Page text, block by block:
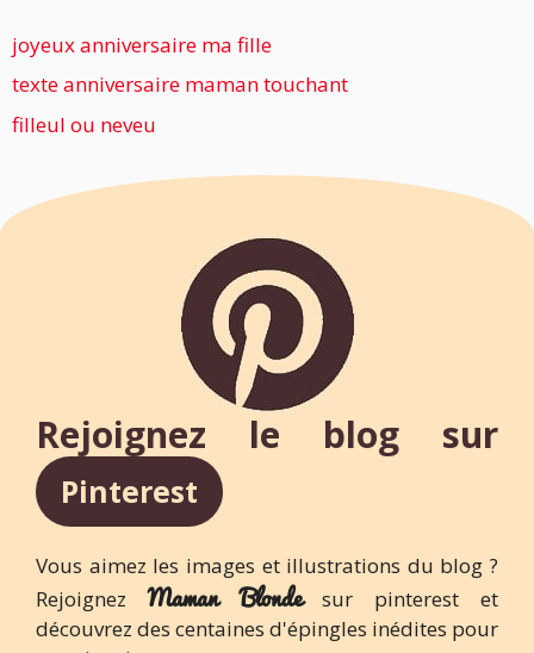
joyeux anniversaire ma fille
texte anniversaire maman touchant
filleul ou neveu
Rejoignez le blog sur
Pinterest
Vous aimez les images et illustrations du blog ?
RejoignezMaman Blondesur pinterest et
découvrez des centaines d'épingles inédites pour